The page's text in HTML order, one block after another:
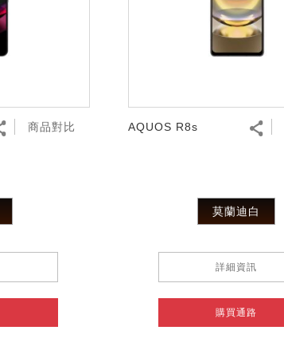
商品對比 AQUOS R8s
莫蘭迪白
詳細資訊
購買通路